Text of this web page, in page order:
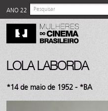
ANO 22
LOLA LABORDA
*14 de maio de 1952 - *BA